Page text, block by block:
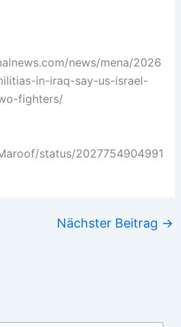
news/mena/2026
in-iraq-say-us-israel-
fighters/
status/2027754904991
Nächster Beitrag →